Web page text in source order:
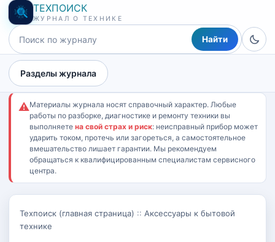
ТЕХПОИСК
ЖУРНАЛ О ТЕХНИКЕ
Найти
Разделы журнала
⚠Материалы журнала носят справочный характер. Любые
работы по разборке, диагностике и ремонту техники вы
выполняете на свой страх и риск: неисправный прибор может
ударить током, протечь или загореться, а самостоятельное
вмешательство лишает гарантии. Мы рекомендуем
обращаться к квалифицированным специалистам сервисного
центра.
Техпоиск (главная страница) :: Аксессуары к бытовой
технике